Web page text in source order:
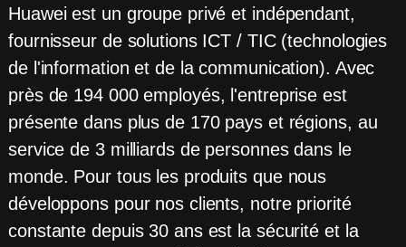
Huawei est un groupe privé et indépendant,
fournisseur de solutions ICT / TIC (technologies
de l'information et de la communication). Avec
près de 194 000 employés, l'entreprise est
présente dans plus de 170 pays et régions, au
service de 3 milliards de personnes dans le
monde. Pour tous les produits que nous
développons pour nos clients, notre priorité
constante depuis 30 ans est la sécurité et la